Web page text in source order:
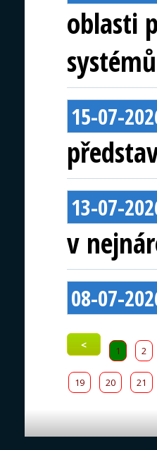
oblasti
systémů
15-07-
13-07-
v
08-07-
< 1 2
19 20 21